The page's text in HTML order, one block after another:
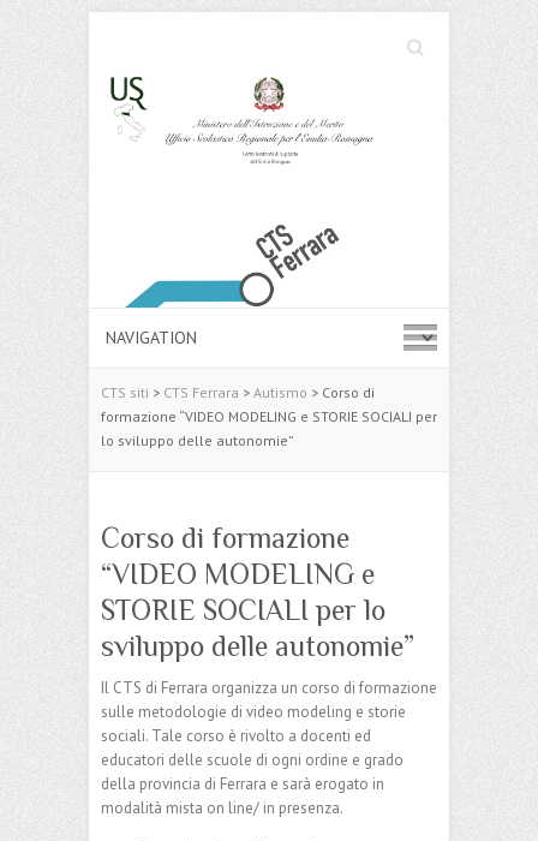
Search
Cerca
CTS siti > CTS Ferrara > Autismo > Corso di
formazione “VIDEO MODELING e STORIE SOCIALI per
lo sviluppo delle autonomie”
Corso di formazione
“VIDEO MODELING e
STORIE SOCIALI per lo
sviluppo delle autonomie”
Il CTS di Ferrara organizza un corso di formazione
sulle metodologie di video modeling e storie
sociali. Tale corso è rivolto a docenti ed
educatori delle scuole di ogni ordine e grado
della provincia di Ferrara e sarà erogato in
modalità mista on line/ in presenza.